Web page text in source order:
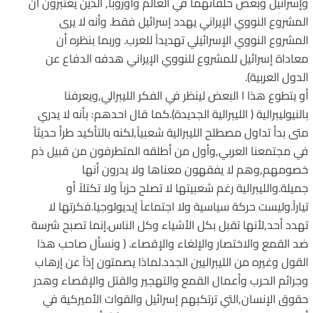
المشروع النووي الإيراني يهدد إسرائيل فقط. وأنه لا يرى
المشروع النووي الإسرائيلي تهديداً للعرب. وربما بنظره أن
معاداة إسرائيل للمشروع للنووي الإيراني هدفه الدفاع عن
الدول العربية).
أو يتطوع هذا ا البعض لينظر في الفكر الليبرالي,ويعرفنا
بالنيوليبرالية ( الليبرالية الجديدة).كما قال احدهم: بأنه لا يدري
متى بدأ تداول مصطلح الليبرالية شعبياً,لكنه بالتأكيد طرأ حديثاً
في مجتمعنا العربي,وأول من أطلقه المتطرفون من قبيل ذم
خصومهم,وهم لا يفقهون معناها ولا يدرون أنها
جميلة.والليبرالية رغم شعبيتها لا تصلح حزباً ولا تكتلاً أو
تياراً.وليست حركة سياسية ولا اجتماعاً إيديولوجيا.فكرتها لا
تهدد أحد,لأنها تقبل بكل الأشياء وكل الناس.إنما تصبح شرسة
ضد القمع والاختصار والإلغاء والإقصاء. ( ونسأل صاحب هذا
القول وغيره من الليبراليين الجدد.لماذا يصمتون إذاً عن إرهاب
وجرائم الحرب وأعمال القمع والتهجير والقتل والإقصاء وهدر
حقوق الإنسان,التي ترتكبهم إسرائيل والقوات الأميركية في